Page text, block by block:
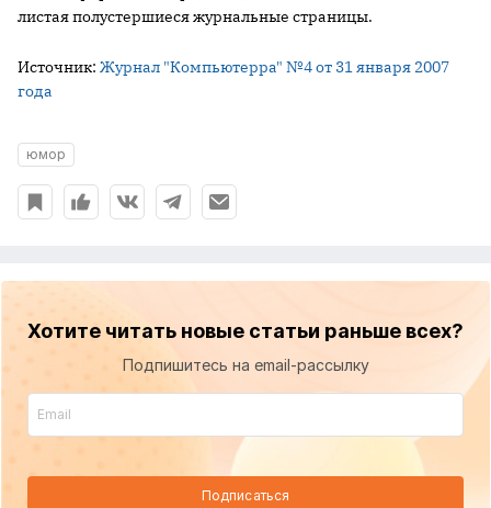
листая полустершиеся журнальные страницы.
Источник: Журнал "Компьютерра" №4 от 31 января 2007
года
юмор
Хотите читать новые статьи раньше всех?
Подпишитесь на email-рассылку
Подписаться